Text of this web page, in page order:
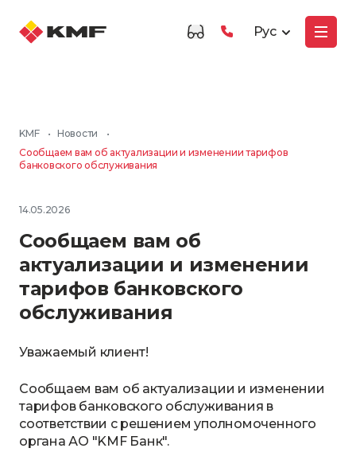
Рус
KMF • Новости
•
Сообщаем вам об актуализации и изменении тарифов
банковского обслуживания
14.05.2026
Сообщаем вам об
актуализации и изменении
тарифов банковского
обслуживания
Уважаемый клиент!
Сообщаем вам об актуализации и изменении
тарифов банковского обслуживания в
соответствии с решением уполномоченного
органа АО "KMF Банк".